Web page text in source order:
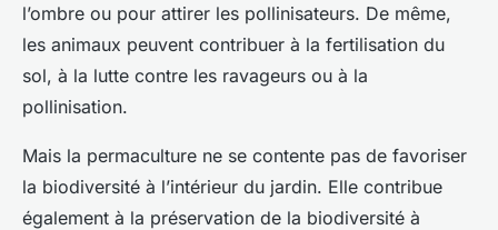
l’ombre ou pour attirer les pollinisateurs. De même,
les animaux peuvent contribuer à la fertilisation du
sol, à la lutte contre les ravageurs ou à la
pollinisation.
Mais la permaculture ne se contente pas de favoriser
la biodiversité à l’intérieur du jardin. Elle contribue
également à la préservation de la biodiversité à